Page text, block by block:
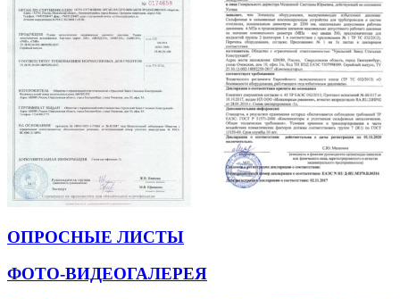
ОПРОСНЫЕ ЛИСТЫ
ФОТО-ВИДЕОГАЛЕРЕЯ